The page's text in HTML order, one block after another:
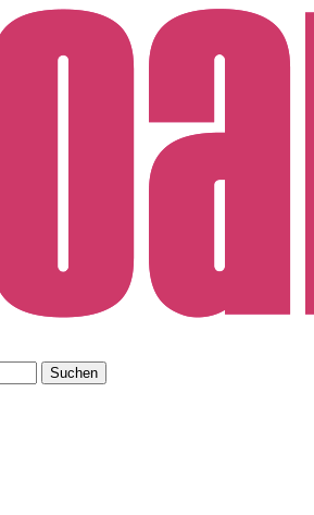
Suchen